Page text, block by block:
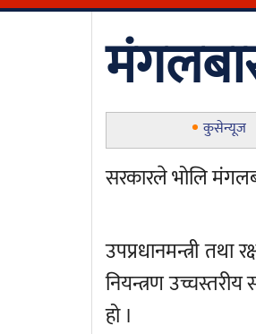
कुसेन्यूज
सरकारले भोलि
उपप्रधानमन्त्री
नियन्त्रण
हो ।